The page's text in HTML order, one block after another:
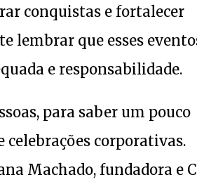
conquistas e fortalecer
lembrar que esses
e responsabilidade.
para saber um pouco
corporativas.
Machado, fundadora e